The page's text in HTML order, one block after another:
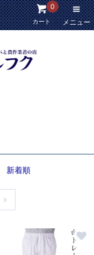
カート
0
メニュー
新着順